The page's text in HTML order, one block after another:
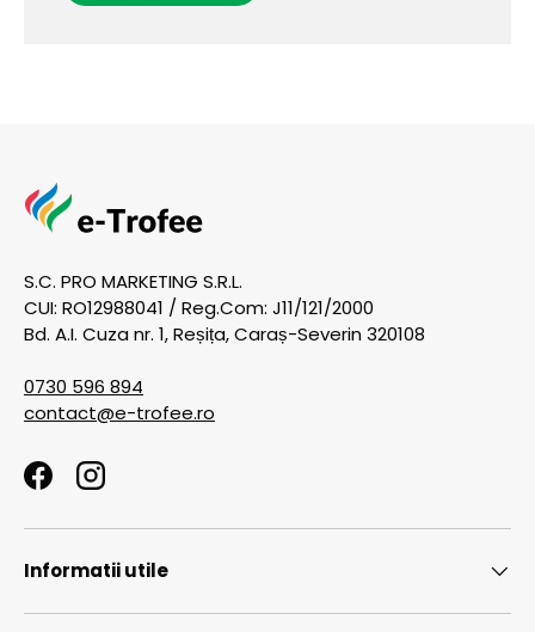
S.C. PRO MARKETING S.R.L.
CUI: RO12988041 / Reg.Com: J11/121/2000
Bd. A.I. Cuza nr. 1, Reșița, Caraș-Severin 320108
0730 596 894
contact@e-trofee.ro
FacebookInstagram
Informatii utile